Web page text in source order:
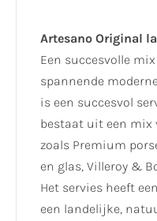
Artesano Original
Een succesvolle
spannende
is een succesvol
bestaat uit een
zoals Premium
en glas, Villeroy &
Het servies heeft
een landelijke,